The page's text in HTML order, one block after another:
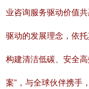
业咨询服务驱动价值
驱动的发展理念，依
构建清洁低碳、安全
案”，与全球伙伴携手